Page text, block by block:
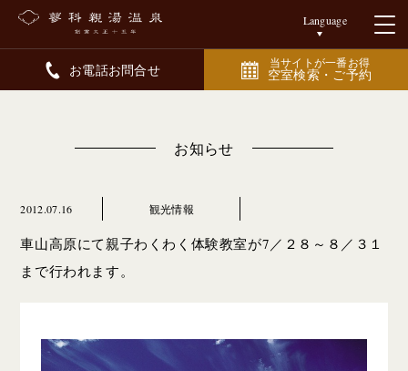
Language
お電話お問合せ 当サイトが一番お得
空室検索・ご予約
お知らせ
2012.07.16 観光情報
車山高原にて親子わくわく体験教室が7／２８～８／３１
まで行われます。